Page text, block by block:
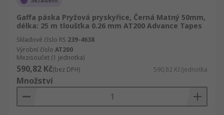
Gaffa páska Pryžová pryskyřice, Černá Matný 50mm,
délka: 25 m tloušťka 0.26 mm AT200 Advance Tapes
Skladové číslo RS 239-4638
Výrobní číslo AT200
Mezisoučet (1 jednotka)
590,82 Kč(bez DPH) 590,82 Kč/jednotka
Množství